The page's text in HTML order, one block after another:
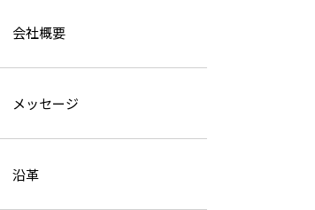
会社概要
メッセージ
沿革